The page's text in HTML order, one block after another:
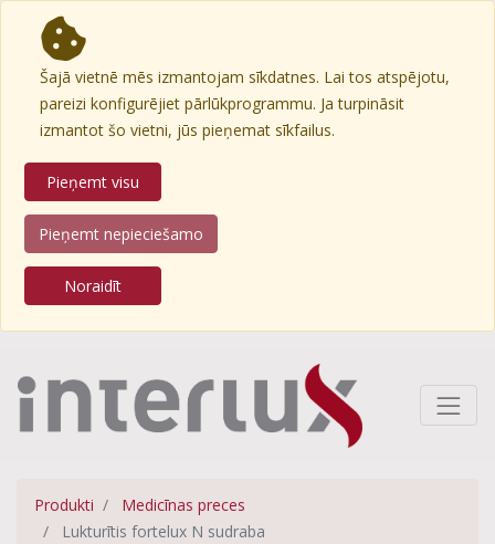
Šajā vietnē mēs izmantojam sīkdatnes. Lai tos atspējotu,
pareizi konfigurējiet pārlūkprogrammu. Ja turpināsit
izmantot šo vietni, jūs pieņemat sīkfailus.
Pieņemt visu
Pieņemt nepieciešamo
Noraidīt
Produkti
Medicīnas preces
Lukturītis fortelux N sudraba